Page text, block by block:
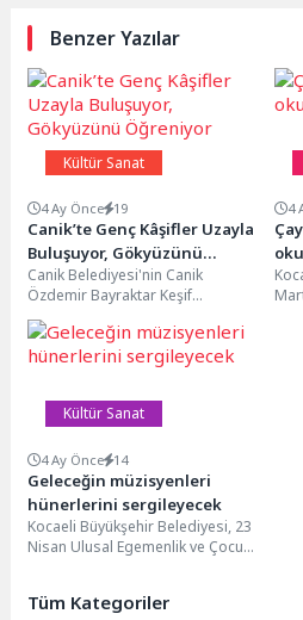
Benzer Yazılar
Kültür Sanat
4 Ay Önce 19
Canik’te Genç Kâşifler Uzayla
Buluşuyor, Gökyüzünü
Öğreniyor
Canik Belediyesi'nin Canik
Özdemir Bayraktar Keşif
Kampüsü okullara kurduğu
planetaryumla öğrenciler
unutulmaz anlar yaşıyor, yıldızlar,...
4
Kültür Sanat
4 Ay Önce 14
Geleceğin müzisyenleri
hünerlerini sergileyecek
Kocaeli Büyükşehir Belediyesi, 23
Nisan Ulusal Egemenlik ve Çocuk
Tüm Kategoriler